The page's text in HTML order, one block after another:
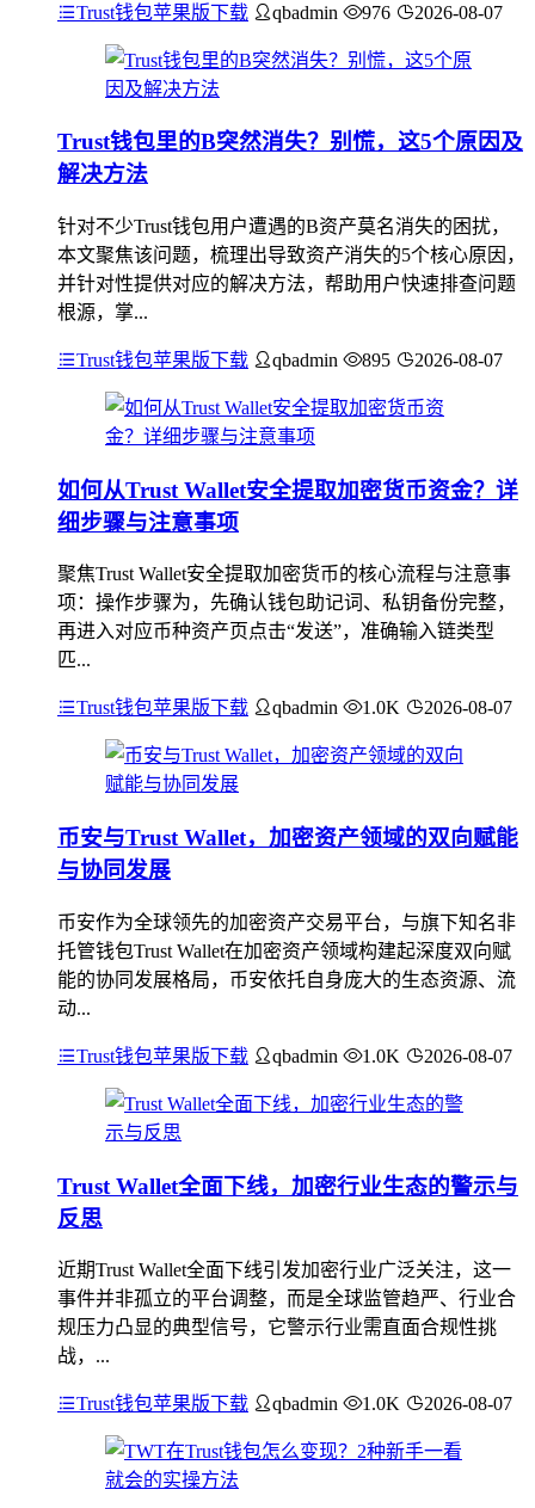
Trust钱包苹果版下载 qbadmin 976 2026-08-07
Trust钱包里的B突然消失？别慌，这5个原因及
解决方法
针对不少Trust钱包用户遭遇的B资产莫名消失的困扰，
本文聚焦该问题，梳理出导致资产消失的5个核心原因，
并针对性提供对应的解决方法，帮助用户快速排查问题
根源，掌...
Trust钱包苹果版下载 qbadmin 895 2026-08-07
如何从Trust Wallet安全提取加密货币资金？详
细步骤与注意事项
聚焦Trust Wallet安全提取加密货币的核心流程与注意事
项：操作步骤为，先确认钱包助记词、私钥备份完整，
再进入对应币种资产页点击“发送”，准确输入链类型
匹...
Trust钱包苹果版下载 qbadmin 1.0K 2026-08-07
币安与Trust Wallet，加密资产领域的双向赋能
与协同发展
币安作为全球领先的加密资产交易平台，与旗下知名非
托管钱包Trust Wallet在加密资产领域构建起深度双向赋
能的协同发展格局，币安依托自身庞大的生态资源、流
动...
Trust钱包苹果版下载 qbadmin 1.0K 2026-08-07
Trust Wallet全面下线，加密行业生态的警示与
反思
近期Trust Wallet全面下线引发加密行业广泛关注，这一
事件并非孤立的平台调整，而是全球监管趋严、行业合
规压力凸显的典型信号，它警示行业需直面合规性挑
战，...
Trust钱包苹果版下载 qbadmin 1.0K 2026-08-07